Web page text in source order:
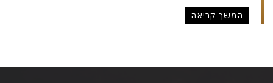
המשך קריאה